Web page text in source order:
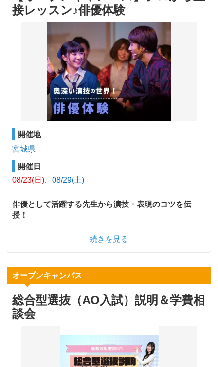
接レッスン♪俳優体験
開催地
宮城県
開催日
08/23(日)
08/29(土)
俳優として活躍する先生から演技・表現のコツを伝
授！
続きを見る
オープンキャンパス
総合型選抜（AO入試）説明＆学費相
談会